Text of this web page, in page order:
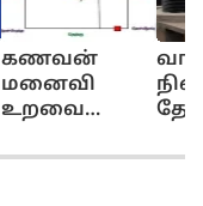
கணவன்
மனைவி
உறவை
குபேர மூலை!